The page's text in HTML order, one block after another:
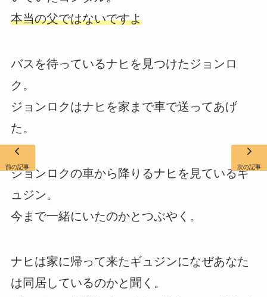
本当の父ではないですよ
バスを待っているナヒを見つけたジョンロ
ク。
ジョンロクはナヒを家まで車で送ってあげ
た。
ジョンロクの車から降りるナヒを見ているギ
ュジン。
今まで一緒にいたのかとつぶやく。
ナヒは家に帰って来たギュジンになぜあなた
は同居しているのかと聞く。
前の記事 次の記事